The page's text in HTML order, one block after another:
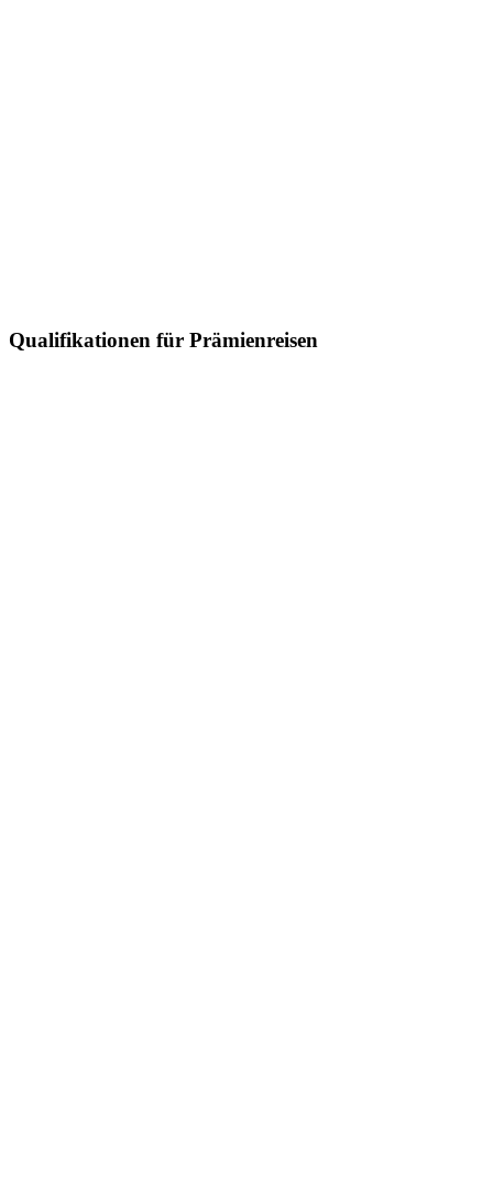
Qualifikationen für Prämienreisen